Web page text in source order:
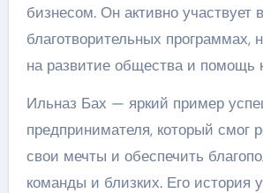
бизнесом. Он активно участвует
благотворительных программах,
на развитие общества и
Ильназ Бах — яркий пример
предпринимателя, который смог
свои мечты и обеспечить
команды и близких. Его история